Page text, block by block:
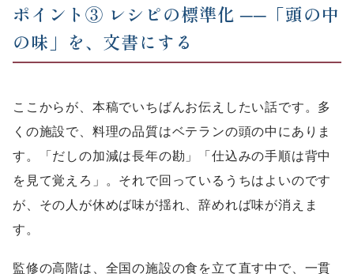
ポイント③ レシピの標準化 ──「頭の中
の味」を、文書にする
ここからが、本稿でいちばんお伝えしたい話です。多
くの施設で、料理の品質はベテランの頭の中にありま
す。「だしの加減は長年の勘」「仕込みの手順は背中
を見て覚えろ」。それで回っているうちはよいのです
が、その人が休めば味が揺れ、辞めれば味が消えま
す。
監修の高階は、全国の施設の食を立て直す中で、一貫